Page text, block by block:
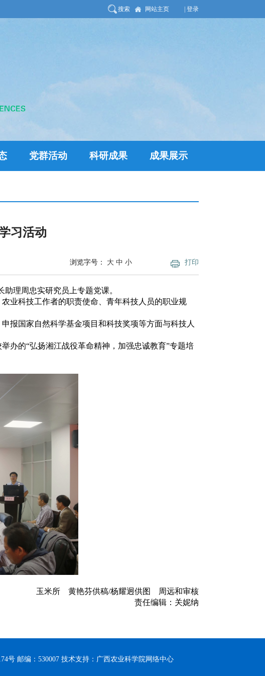
搜索 网站主页 | 登录
党群活动 科研成果 成果展示
习活动
打印
浏览字号： 大 中 小
理周忠实研究员上专题党课。
业科技工作者的职责使命、青年科技人员的职业规
国家自然科学基金项目和科技奖项等方面与科技人
的“弘扬湘江战役革命精神，加强忠诚教育”专题培
玉米所 黄艳芬供稿/杨耀迥供图 周远和审核
责任编辑：关妮纳
号 邮编：530007 技术支持：广西农业科学院网络中心